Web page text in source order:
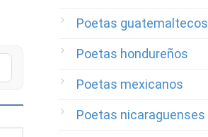
Poetas guatemaltecos
Poetas hondureños
Poetas mexicanos
Poetas nicaraguenses